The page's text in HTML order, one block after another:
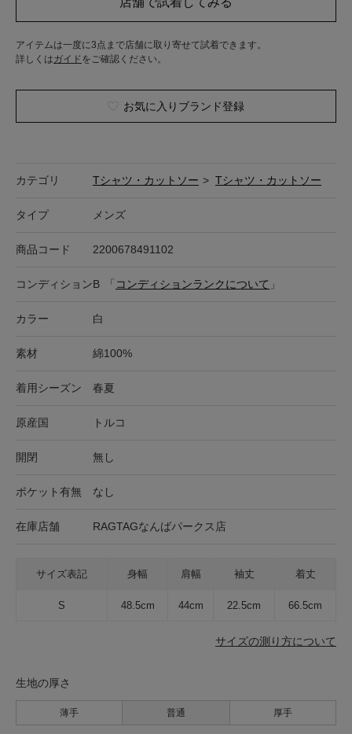
アイテムは一度に3点まで店舗に取り寄せて試着できます。
詳しくはガイド をご確認ください。
お気に入りブランド登録
カテゴリ Tシャツ・カットソー > Tシャツ・カットソー
タイプ メンズ
商品コード 2200678491102
コンディションB 「 コンディションランクについて 」
カラー 白
素材 綿100%
着用シーズン 春夏
原産国 トルコ
開閉 無し
ポケット有無 なし
在庫店舗 RAGTAGなんばパークス店
サイズ表記 身幅 肩幅 袖丈 着丈
S 48.5cm 44cm 22.5cm 66.5cm
サイズの測り方について
生地の厚さ
薄手 普通 厚手